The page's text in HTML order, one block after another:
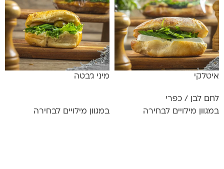
איטלקי
לחם לבן / כפרי
במגוון מילויים לבחירה
מיני ג'בטה
במגוון מילויים לבחירה